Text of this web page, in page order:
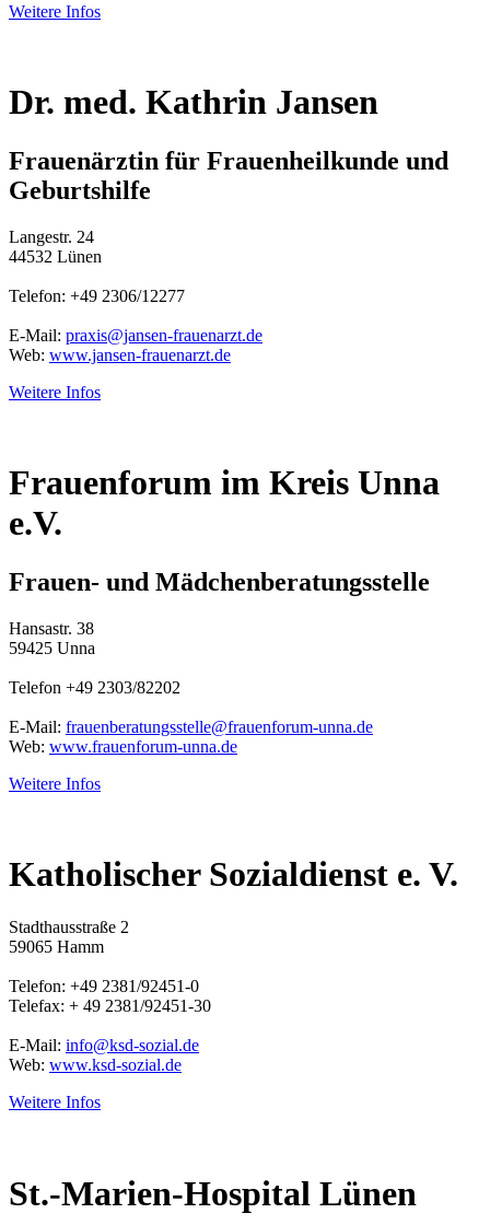
Weitere Infos
Dr. med. Kathrin Jansen
Frauenärztin für Frauenheilkunde und
Geburtshilfe
Langestr. 24
44532 Lünen
Telefon: +49 2306/12277
E-Mail: praxis@jansen-frauenarzt.de
Web: www.jansen-frauenarzt.de
Weitere Infos
Frauenforum im Kreis Unna
e.V.
Frauen- und Mädchenberatungsstelle
Hansastr. 38
59425 Unna
Telefon +49 2303/82202
E-Mail: frauenberatungsstelle@frauenforum-unna.de
Web: www.frauenforum-unna.de
Weitere Infos
Katholischer Sozialdienst e. V.
Stadthausstraße 2
59065 Hamm
Telefon: +49 2381/92451-0
Telefax: + 49 2381/92451-30
E-Mail: info@ksd-sozial.de
Web: www.ksd-sozial.de
Weitere Infos
St.-Marien-Hospital Lünen